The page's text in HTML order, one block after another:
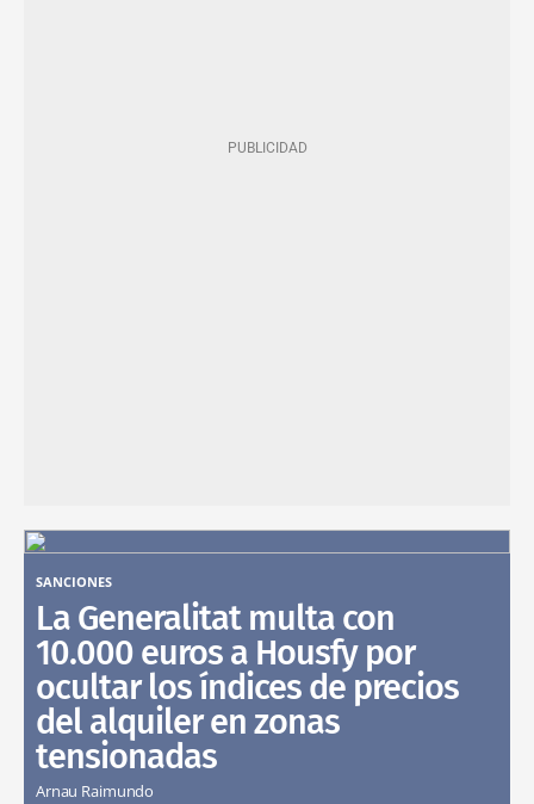
SANCIONES
La Generalitat multa con
10.000 euros a Housfy por
ocultar los índices de precios
del alquiler en zonas
tensionadas
Arnau Raimundo